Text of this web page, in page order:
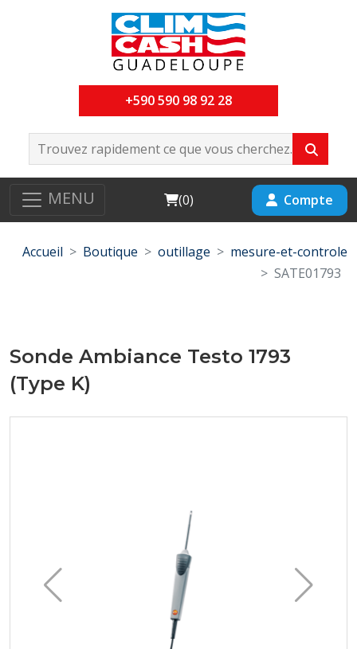
+590 590 98 92 28
MENU Cart
(0) Compte
Accueil Boutique outillage
mesure-et-controle
SATE01793
Sonde Ambiance Testo 1793
(Type K)